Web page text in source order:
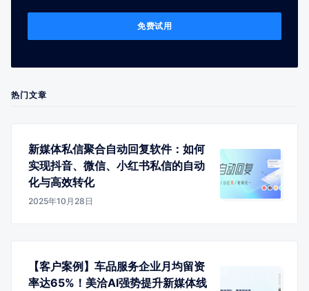
免费试用
热门文章
新媒体私信聚合自动回复软件：如何
实现抖音、微信、小红书私信的自动
化与高效转化
2025年10月28日
【客户案例】车品服务企业月均留资
率达65%！美洽AI强势提升新媒体线